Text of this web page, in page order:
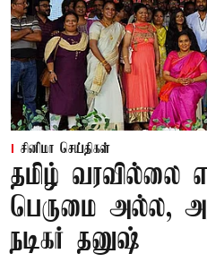
சினிமா செய்திகள்
தமிழ் வரவில்லை
பெருமை அல்ல,
நடிகர் தனுஷ்